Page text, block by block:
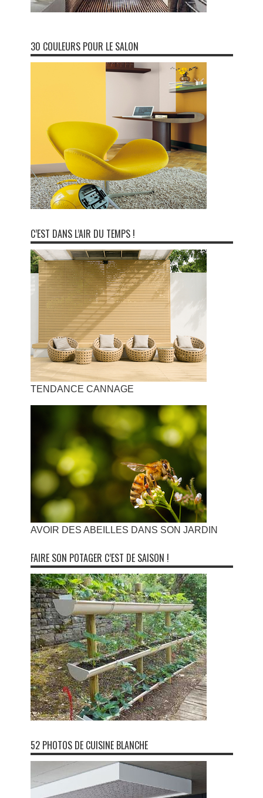
30 COULEURS POUR LE SALON
C’EST DANS L’AIR DU TEMPS !
TENDANCE CANNAGE
AVOIR DES ABEILLES DANS SON JARDIN
FAIRE SON POTAGER C’EST DE SAISON !
52 PHOTOS DE CUISINE BLANCHE